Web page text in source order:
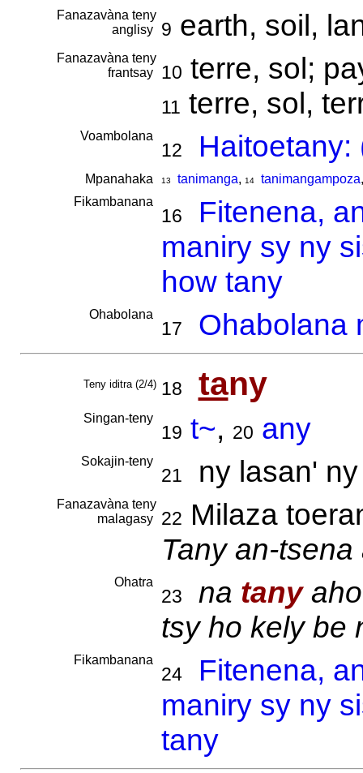
Fanazavàna teny
anglisy
9 earth, soil,
Fanazavàna teny
frantsay
10 terre, sol;
11 terre, sol,
Voambolana
12
Mpanahaka 13 tanimanga, 14 tanimangampoza
Fikambanana
16
Fitenena,
maniry sy ny
how tany
Ohabolana
17 Ohabolana
Teny iditra (2/4) 18 tany
Singan-teny
19 t~, 20 any
Sokajin-teny
21 ny lasan'
Fanazavàna teny
malagasy
22 Milaza
Tany an-
Ohatra
23 na tany
tsy ho kely be
Fikambanana
24
Fitenena,
maniry sy ny
tany